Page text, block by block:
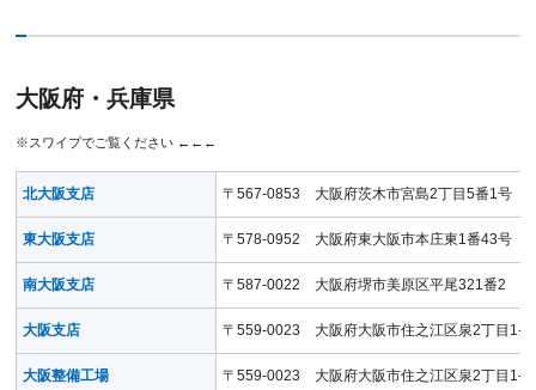
大阪府・兵庫県
北大阪支店 〒567-0853 大阪府茨木市宮島2丁目5番1号
東大阪支店 〒578-0952 大阪府東大阪市本庄東1番43号
南大阪支店 〒587-0022 大阪府堺市美原区平尾321番2
大阪支店 〒559-0023 大阪府大阪市住之江区泉2丁目1-
大阪整備工場 〒559-0023 大阪府大阪市住之江区泉2丁目1-